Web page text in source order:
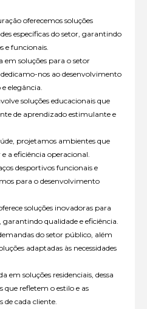
oferecemos soluções
específicas do setor, garantindo
e funcionais.
em soluções para o setor
nos ao desenvolvimento
elegância.
soluções educacionais que
de aprendizado estimulante e
projetamos ambientes que
a eficiência operacional.
desportivos funcionais e
para o desenvolvimento
soluções inovadoras para
qualidade e eficiência.
do setor público, além
adaptadas às necessidades
em soluções residenciais, dessa
que refletem o estilo e as
de cada cliente.